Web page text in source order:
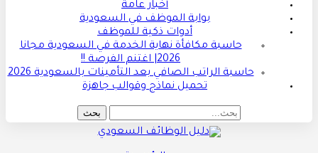
أخبار عامة
بوابة الموظف في السعودية
أدوات ذكية للموظف
حاسبة مكافأة نهاية الخدمة في السعودية مجانا
2026| اغتنم الفرصة !!
حاسبة الراتب الصافي بعد التأمينات بالسعودية 2026
تحميل نماذج وقوالب جاهزة